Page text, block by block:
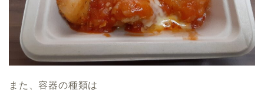
また、容器の種類は